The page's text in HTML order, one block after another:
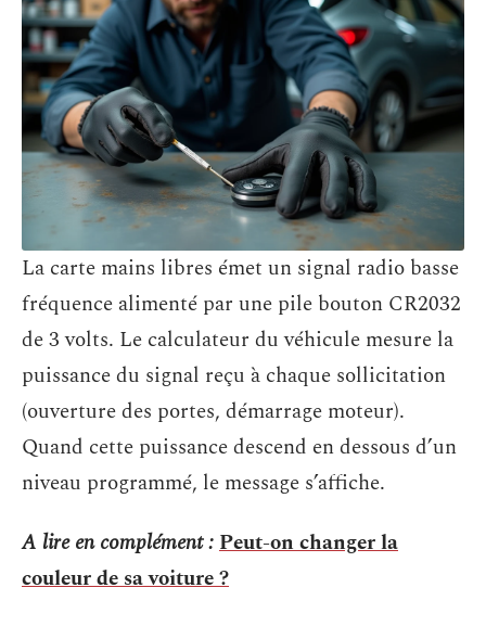
La carte mains libres émet un signal radio basse
fréquence alimenté par une pile bouton CR2032
de 3 volts. Le calculateur du véhicule mesure la
puissance du signal reçu à chaque sollicitation
(ouverture des portes, démarrage moteur).
Quand cette puissance descend en dessous d’un
niveau programmé, le message s’affiche.
A lire en complément :Peut-on changer la
couleur de sa voiture ?